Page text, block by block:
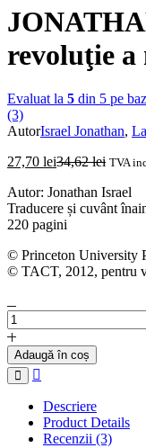
revoluţie
Evaluat la 5 din 5 pe
(3)
AutorIsrael Jonathan,
27,70 lei34,62lei TVA
Autor: Jonathan Israel
Traducere și cuvânt
220 pagini
© Princeton University
© TACT, 2012, pentru
Cantitate
JONATHAN
ISRAEL
-
O
revoluţie
minţii
Adaugă în coș
Descriere
Product Details
Recenzii (3)